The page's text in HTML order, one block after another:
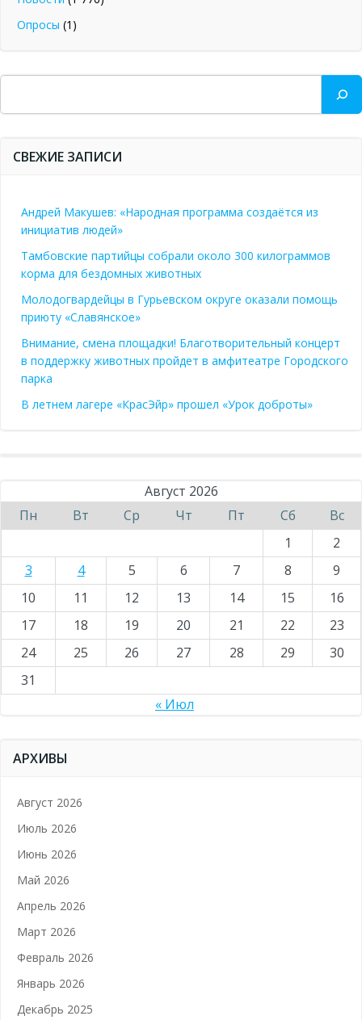
Опросы (1)
Поиск
СВЕЖИЕ ЗАПИСИ
Андрей Макушев: «Народная программа создаётся из
инициатив людей»
Тамбовские партийцы собрали около 300 килограммов
корма для бездомных животных
Молодогвардейцы в Гурьевском округе оказали помощь
приюту «Славянское»
Внимание, смена площадки! Благотворительный концерт
в поддержку животных пройдет в амфитеатре Городского
парка
В летнем лагере «КрасЭйр» прошел «Урок доброты»
Август 2026
Пн
Вт Ср Чт Пт Сб
Вс
1
2
3
4 5 6 7 8
9
10
11 12 13 14 15
16
17
18 19 20 21 22
23
24
25 26 27 28 29
30
31
« Июл
АРХИВЫ
Август 2026
Июль 2026
Июнь 2026
Май 2026
Апрель 2026
Март 2026
Февраль 2026
Январь 2026
Декабрь 2025